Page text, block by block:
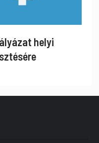
helyi